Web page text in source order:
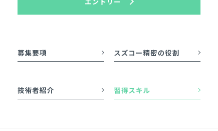
募集要項 スズコー精密の役割
技術者紹介 習得スキル